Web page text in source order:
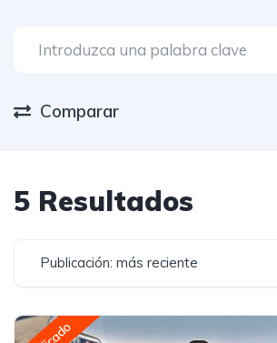
Comparar
5 Resultados
Publicación: más reciente